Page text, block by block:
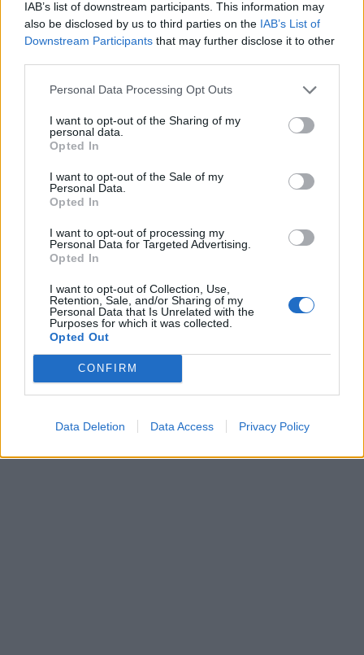
IAB’s list of downstream participants. This information may
also be disclosed by us to third parties on the IAB’s List of
Downstream Participants that may further disclose it to other
Personal Data Processing Opt Outs
I want to opt-out of the Sharing of my
personal data.
Opted In
I want to opt-out of the Sale of my
Personal Data.
Opted In
I want to opt-out of processing my
Personal Data for Targeted Advertising.
Opted In
I want to opt-out of Collection, Use,
Retention, Sale, and/or Sharing of my
Personal Data that Is Unrelated with the
Purposes for which it was collected.
Opted Out
CONFIRM
Data Deletion Data Access Privacy Policy
In evidenza